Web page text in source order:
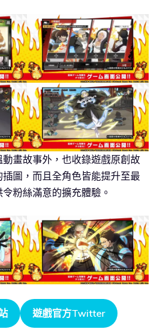
畫故事外，也收錄遊戲原創故
圖，而且全角色皆能提升至最
粉絲滿意的擴充體驗。
遊戲官方Twitter